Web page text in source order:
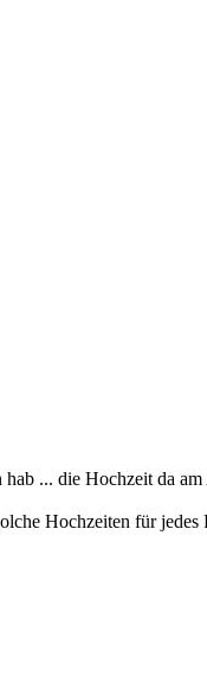
... die Hochzeit da
Hochzeiten für jedes